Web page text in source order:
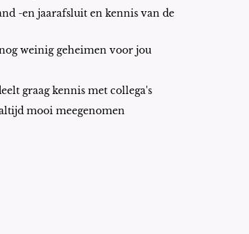
-en jaarafsluit en kennis van de
weinig geheimen voor jou
graag kennis met collega's
mooi meegenomen